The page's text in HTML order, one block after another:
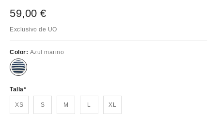
59,00 €
Exclusivo de UO
Color: Azul marino
Talla
XS S M L XL